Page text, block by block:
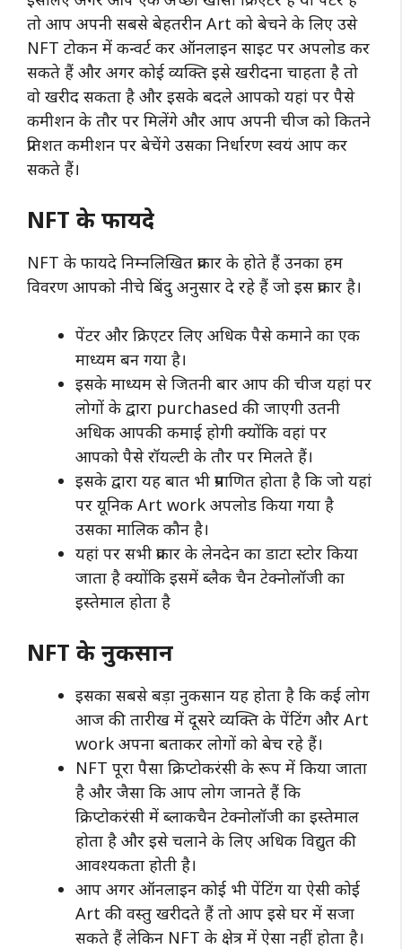
तो आप अपनी सबसे बेहतरीन Art को बेचने के लिए उसे
NFT टोकन में कन्वर्ट कर ऑनलाइन साइट पर अपलोड कर
सकते हैं और अगर कोई व्यक्ति इसे खरीदना चाहता है तो
वो खरीद सकता है और इसके बदले आपको यहां पर पैसे
कमीशन के तौर पर मिलेंगे और आप अपनी चीज को कितने
प्रतिशत कमीशन पर बेचेंगे उसका निर्धारण स्वयं आप कर
सकते हैं।
NFT के फायदे
NFT के फायदे निम्नलिखित प्रकार के होते हैं उनका हम
विवरण आपको नीचे बिंदु अनुसार दे रहे हैं जो इस प्रकार है।
पेंटर और क्रिएटर लिए अधिक पैसे कमाने का एक
माध्यम बन गया है।
इसके माध्यम से जितनी बार आप की चीज यहां पर
लोगों के द्वारा purchased की जाएगी उतनी
अधिक आपकी कमाई होगी क्योंकि वहां पर
आपको पैसे रॉयल्टी के तौर पर मिलते हैं।
इसके द्वारा यह बात भी प्रमाणित होता है कि जो यहां
पर यूनिक Art work अपलोड किया गया है
उसका मालिक कौन है।
यहां पर सभी प्रकार के लेनदेन का डाटा स्टोर किया
जाता है क्योंकि इसमें ब्लैक चैन टेक्नोलॉजी का
इस्तेमाल होता है
NFT के नुकसान
इसका सबसे बड़ा नुकसान यह होता है कि कई लोग
आज की तारीख में दूसरे व्यक्ति के पेंटिंग और Art
work अपना बताकर लोगों को बेच रहे हैं।
NFT पूरा पैसा क्रिप्टोकरंसी के रूप में किया जाता
है और जैसा कि आप लोग जानते हैं कि
क्रिप्टोकरंसी में ब्लाकचैन टेक्नोलॉजी का इस्तेमाल
होता है और इसे चलाने के लिए अधिक विद्युत की
आवश्यकता होती है।
आप अगर ऑनलाइन कोई भी पेंटिंग या ऐसी कोई
Art की वस्तु खरीदते हैं तो आप इसे घर में सजा
सकते हैं लेकिन NFT के क्षेत्र में ऐसा नहीं होता है।